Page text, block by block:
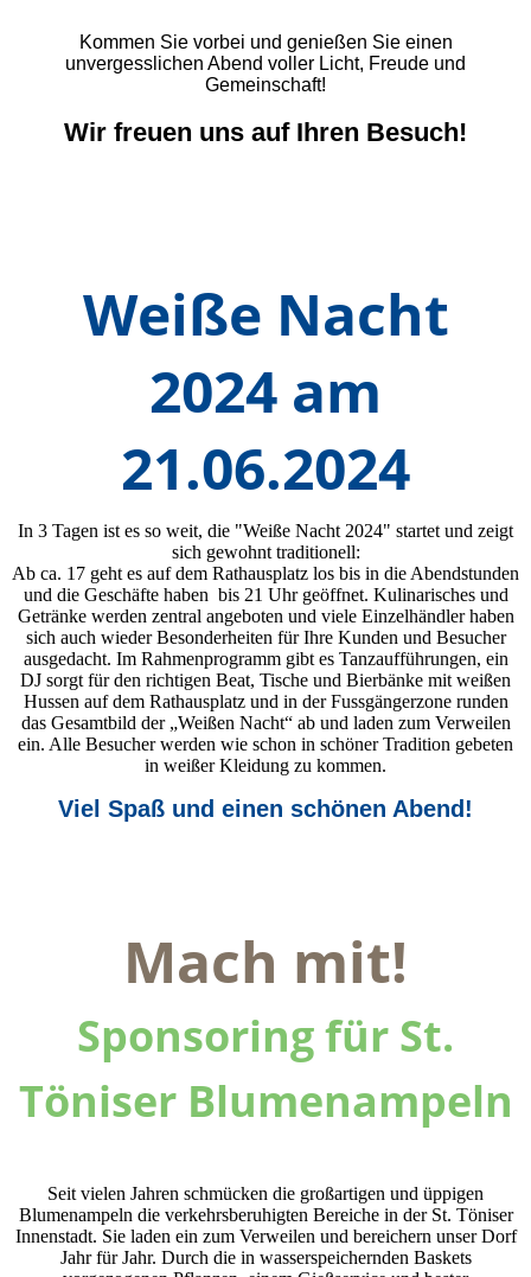
Kommen Sie vorbei und genießen Sie einen
unvergesslichen Abend voller Licht, Freude und
Gemeinschaft!
Wir freuen uns auf Ihren Besuch!
Weiße Nacht
2024 am
21.06.2024
In 3 Tagen ist es so weit, die "Weiße Nacht 2024" startet und zeigt
sich gewohnt traditionell:
Ab ca. 17 geht es auf dem Rathausplatz los bis in die Abendstunden
und die Geschäfte haben bis 21 Uhr geöffnet. Kulinarisches und
Getränke werden zentral angeboten und viele Einzelhändler haben
sich auch wieder Besonderheiten für Ihre Kunden und Besucher
ausgedacht. Im Rahmenprogramm gibt es Tanzaufführungen, ein
DJ sorgt für den richtigen Beat, Tische und Bierbänke mit weißen
Hussen auf dem Rathausplatz und in der Fussgängerzone runden
das Gesamtbild der „Weißen Nacht“ ab und laden zum Verweilen
ein. Alle Besucher werden wie schon in schöner Tradition gebeten
in weißer Kleidung zu kommen.
Viel Spaß und einen schönen Abend!
Mach mit!
Sponsoring für St.
Töniser Blumenampeln
Seit vielen Jahren schmücken die großartigen und üppigen
Blumenampeln die verkehrsberuhigten Bereiche in der St. Töniser
Innenstadt. Sie laden ein zum Verweilen und bereichern unser Dorf
Jahr für Jahr. Durch die in wasserspeichernden Baskets